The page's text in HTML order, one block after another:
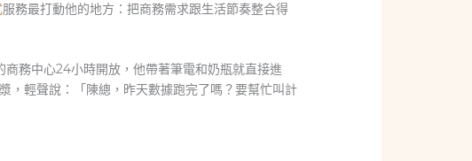
服務最打動他的地方：把商務需求跟生活節奏整合得
務中心24小時開放，他帶著筆電和奶瓶就直接進
，輕聲說：「陳總，昨天數據跑完了嗎？要幫忙叫計